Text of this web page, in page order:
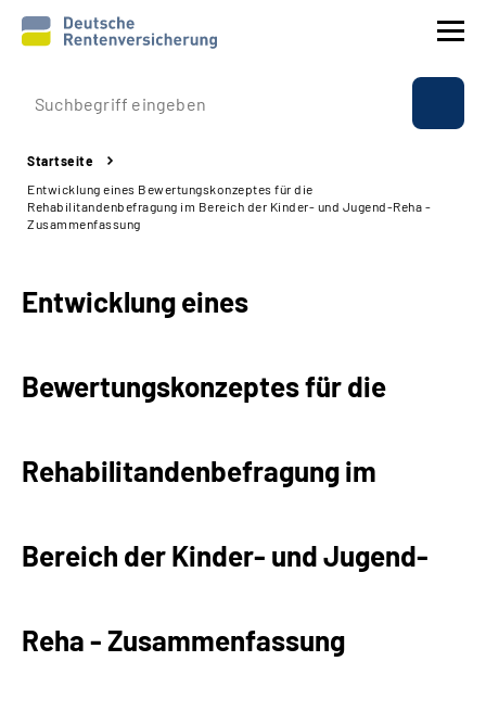
Prävention
Reha
Beratung & Kontakt
Online-Services
Inhalte in Gebärdensprache (DGS)
Startseite
Entwicklung eines Bewertungskonzeptes für die
Rehabilitandenbefragung im Bereich der Kinder- und Jugend-Reha -
Zusammenfassung
Entwicklung eines
Bewertungskonzeptes für die
Rehabilitandenbefragung im
Bereich der Kinder- und Jugend-
Reha - Zusammenfassung